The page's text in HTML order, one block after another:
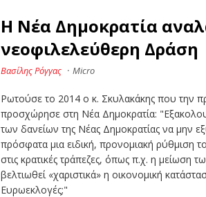
H Νέα Δημοκρατία
νεοφιλελεύθερη Δράση
Βασίλης Ρόγγας · Micro
Ρωτούσε το 2014 ο κ. Σκυλακάκης που την
προσχώρησε στη Νέα Δημοκρατία:
των δανείων της Νέας Δημοκρατίας να μην
πρόσφατα μια ειδική, προνομιακή ρύθμιση
στις κρατικές τράπεζες, όπως π.χ. η μείωση
βελτιωθεί «χαριστικά» η οικονομική
Ευρωεκλογές;"